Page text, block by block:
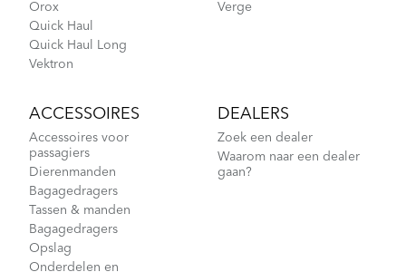
Orox
Quick Haul
Quick Haul Long
Vektron
Verge
ACCESSOIRES
Accessoires voor
passagiers
Dierenmanden
Bagagedragers
Tassen & manden
Bagagedragers
Opslag
Onderdelen en
DEALERS
Zoek een dealer
Waarom naar een dealer
gaan?